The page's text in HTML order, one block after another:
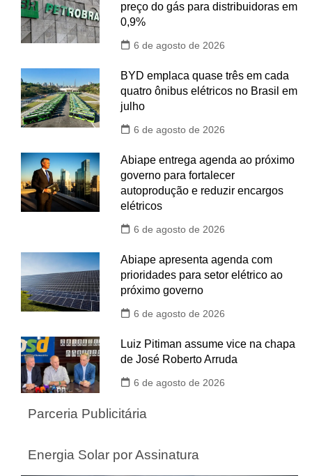
preço do gás para distribuidoras em
0,9%
6 de agosto de 2026
BYD emplaca quase três em cada
quatro ônibus elétricos no Brasil em
julho
6 de agosto de 2026
Abiape entrega agenda ao próximo
governo para fortalecer
autoprodução e reduzir encargos
elétricos
6 de agosto de 2026
Abiape apresenta agenda com
prioridades para setor elétrico ao
próximo governo
6 de agosto de 2026
Luiz Pitiman assume vice na chapa
de José Roberto Arruda
6 de agosto de 2026
Parceria Publicitária
Energia Solar por Assinatura